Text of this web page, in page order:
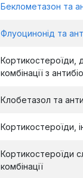
Беклометазон та
Флуоцинонід та
Кортикостероїди,
комбінації з
Клобетазол та
Кортикостероїди,
Кортикостероїди
комбінації